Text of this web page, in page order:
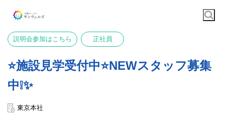
説明会参加はこちら 正社員
⭐️施設見学受付中⭐️NEWスタッフ募集
中❕✨
東京本社